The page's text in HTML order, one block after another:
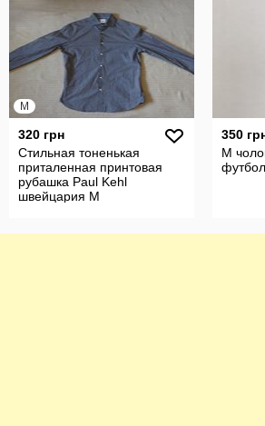
M
320 грн
Стильная тоненькая
приталенная принтовая
рубашка Paul Kehl
швейцария M
350
М